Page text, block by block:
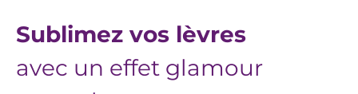
Sublimez vos lèvres
avec un effet glamour